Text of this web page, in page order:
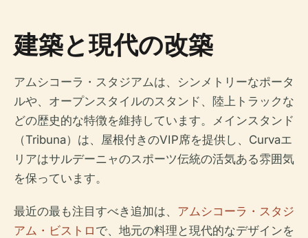
建築と現代の改築
アムシコーラ・スタジアムは、シンメトリーなポータ
ルや、オープンスタイルのスタンド、陸上トラックな
どの歴史的な特徴を維持しています。メインスタンド
（Tribuna）は、屋根付きのVIP席を提供し、Curvaエ
リアはサルデーニャのスポーツ伝統の活気ある雰囲気
を保っています。
最近の最も注目すべき追加は、 アムシコーラ・スタジ
アム・ビストロ で、地元の料理と現代的なデザインを